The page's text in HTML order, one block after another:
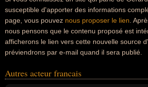
susceptible d'apporter des informations
page, vous pouvez nous proposer le lien .
nous pensons que le contenu proposé est
afficherons le lien vers cette nouvelle source
préviendrons par e-mail quand il sera publié.
Autres acteur francais